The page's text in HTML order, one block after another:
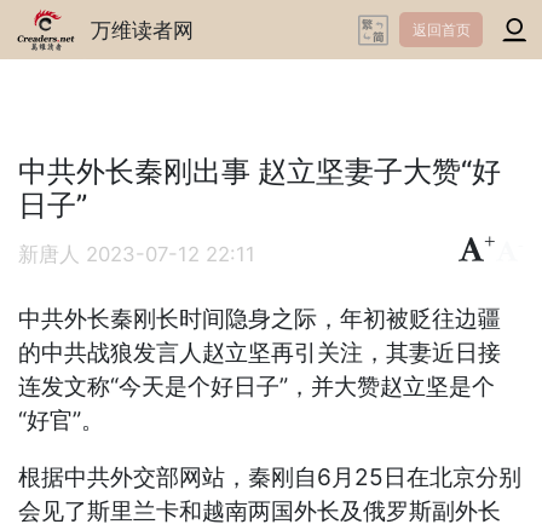
万维读者网 返回首页
中共外长秦刚出事 赵立坚妻子大赞“好
日子”
新唐人 2023-07-12 22:11
+
中共外长秦刚长时间隐身之际，年初被贬往边疆
的中共战狼发言人赵立坚再引关注，其妻近日接
连发文称“今天是个好日子”，并大赞赵立坚是个
“好官”。
根据中共外交部网站，秦刚自6月25日在北京分别
会见了斯里兰卡和越南两国外长及俄罗斯副外长